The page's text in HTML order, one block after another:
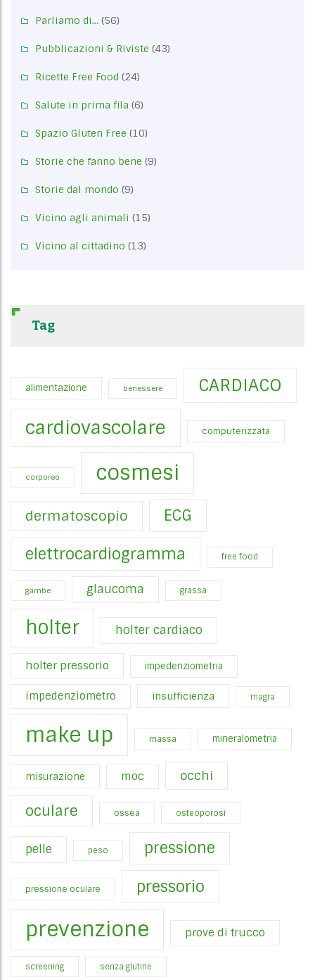
Parliamo di… (56)
Pubblicazioni & Riviste (43)
Ricette Free Food (24)
Salute in prima fila (6)
Spazio Gluten Free (10)
Storie che fanno bene (9)
Storie dal mondo (9)
Vicino agli animali (15)
Vicino al cittadino (13)
Tag
alimentazione benessere CARDIACO
cardiovascolare computerizzata
corporeo cosmesi
dermatoscopio ECG
elettrocardiogramma free food
gambe glaucoma grassa
holter holter cardiaco
holter pressorio impedenziometria
impedenziometro insufficienza magra
make up massa mineralometria
misurazione moc occhi
oculare ossea osteoporosi
pelle peso pressione
pressione oculare pressorio
prevenzione prove di trucco
screening senza glutine